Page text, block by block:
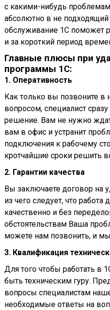
с какими-нибудь
абсолютно в не
обслуживание 1С поможет
и за короткий период
Главные плюсы при
программы 1С:
1. Оперативность
Как только вы позвоните
вопросом, специалист
решение. Вам не нужно
вам в офис и устранит
подключения к рабочему
кротчайшие сроки решить
2. Гарантии качества
Вы заключаете договор на
из чего следует, что
качественно и без
обстоятельствам Ваша
можете нам позвонить, и
3. Квалификация
Для того чтобы работать в
быть техническим гуру.
вопросы специалистам
необходимые ответы на